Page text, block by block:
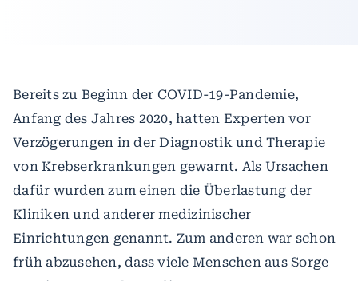
Bereits zu Beginn der COVID-19-Pandemie,
Anfang des Jahres 2020, hatten Experten vor
Verzögerungen in der Diagnostik und Therapie
von Krebserkrankungen gewarnt. Als Ursachen
dafür wurden zum einen die Überlastung der
Kliniken und anderer medizinischer
Einrichtungen genannt. Zum anderen war schon
früh abzusehen, dass viele Menschen aus Sorge